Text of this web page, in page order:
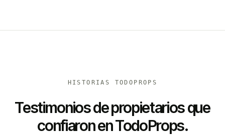
HISTORIAS TODOPROPS
Testimonios de propietarios que
confiaron en TodoProps.